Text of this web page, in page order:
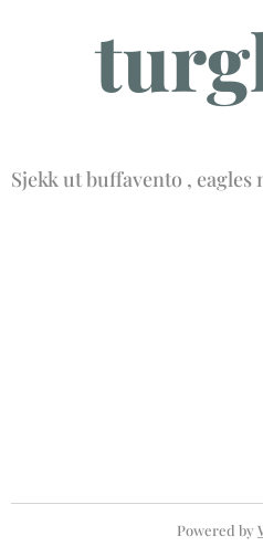
Sjekk ut buffavento , eagles
Powered by